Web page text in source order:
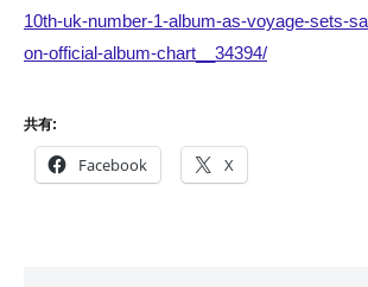
10th-uk-number-1-album-as-voyage-sets-
on-official-album-chart__34394/
共有:
Facebook X